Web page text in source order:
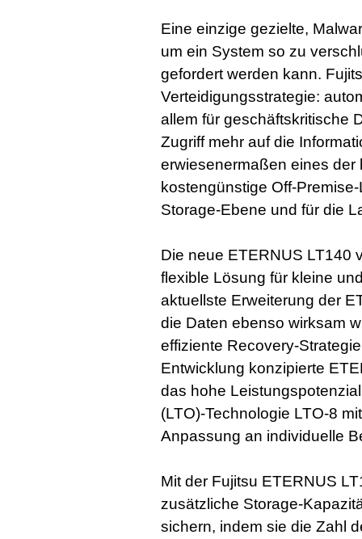
Eine einzige gezielte,
um ein System so zu
gefordert werden kann.
Verteidigungsstrategie:
allem für geschäftskritische
Zugriff mehr auf die
erwiesenermaßen eines der
kostengünstige Off-
Storage-Ebene und für die
Die neue ETERNUS LT140
flexible Lösung für kleine
aktuellste Erweiterung der
die Daten ebenso wirksam
effiziente Recovery-
Entwicklung konzipierte
das hohe
(LTO)-Technologie LTO-8
Anpassung an individuelle
Mit der Fujitsu ETERNUS
zusätzliche Storage-
sichern, indem sie die Zahl